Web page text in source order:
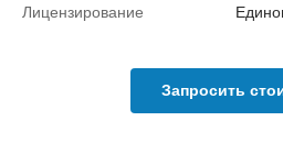
Лицензирование
Запросить